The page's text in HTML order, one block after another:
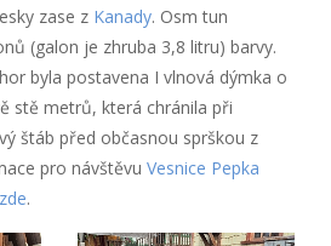
zase z Kanady. Osm tun
(galon je zhruba 3,8 litru) barvy.
byla postavena I vlnová dýmka o
stě metrů, která chránila při
štáb před občasnou sprškou z
pro návštěvu Vesnice Pepka
.